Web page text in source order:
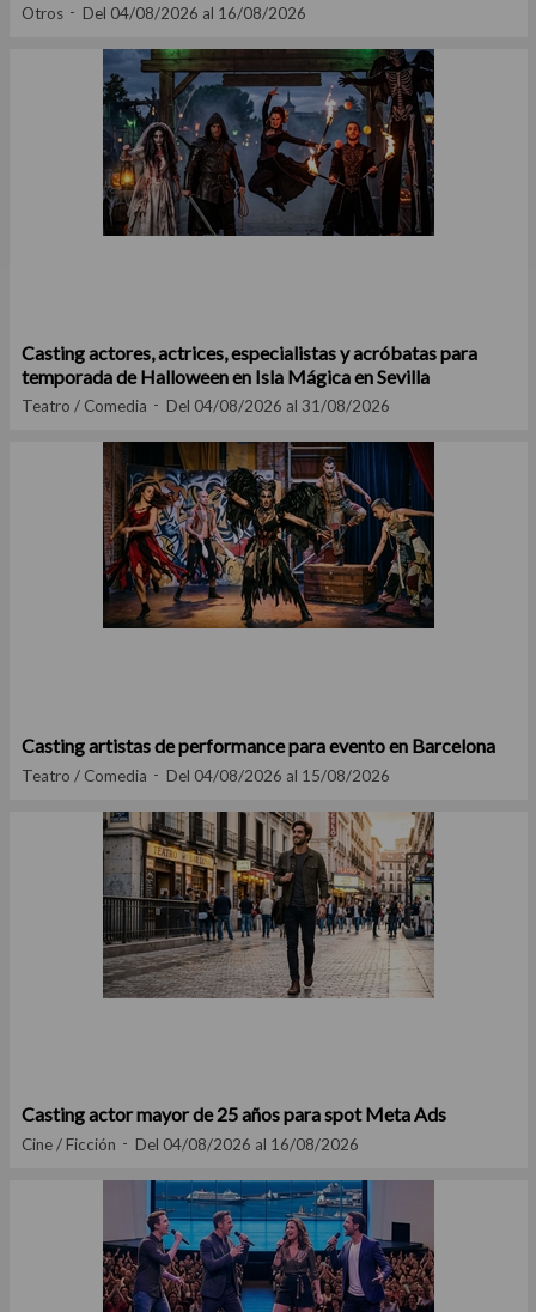
Otros Del 04/08/2026 al 16/08/2026
Casting actores, actrices, especialistas y acróbatas para
temporada de Halloween en Isla Mágica en Sevilla
Teatro / Comedia Del 04/08/2026 al 31/08/2026
Casting artistas de performance para evento en Barcelona
Teatro / Comedia Del 04/08/2026 al 15/08/2026
Casting actor mayor de 25 años para spot Meta Ads
Cine / Ficción Del 04/08/2026 al 16/08/2026